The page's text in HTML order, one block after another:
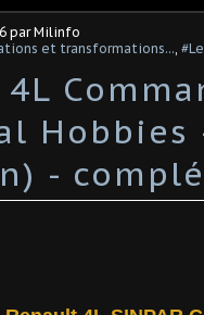
par Milinfo
et transformations...,
Hobbies
-